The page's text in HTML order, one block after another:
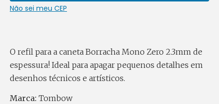
Não sei meu CEP
O refil para a caneta Borracha Mono Zero 2.3mm de
espessura! Ideal para apagar pequenos detalhes em
desenhos técnicos e artísticos.
Marca: Tombow